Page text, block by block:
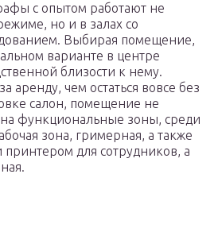
с опытом работают не
но и в залах со
Выбирая помещение,
варианте в центре
близости к нему.
аренду, чем остаться вовсе без
салон, помещение не
функциональные зоны, среди
зона, гримерная, а также
принтером для сотрудников, а